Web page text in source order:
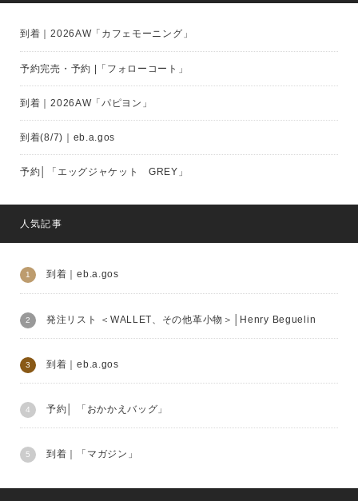
到着｜2026AW「カフェモーニング」
予約完売・予約 |「フォローコート」
到着｜2026AW「パピヨン」
到着(8/7)｜eb.a.gos
予約│「エッグジャケット GREY」
人気記事
到着｜eb.a.gos
発注リスト ＜WALLET、その他革小物＞│Henry Beguelin
到着｜eb.a.gos
予約│ 「おかかえバッグ」
到着｜「マガジン」